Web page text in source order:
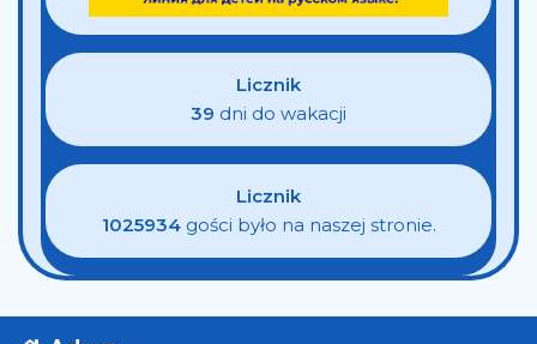
Licznik
39 dni do wakacji
Licznik
1025934gości było na naszej stronie.